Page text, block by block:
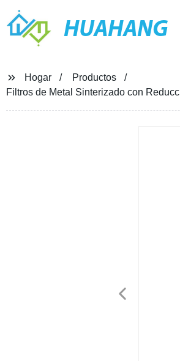
HUAHANG
Hogar
Productos
Filtros de Metal Sinterizado con